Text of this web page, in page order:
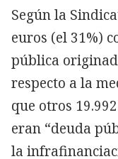
Según la
euros (el 31%)
pública
respecto a la
que otros
eran “deuda
la